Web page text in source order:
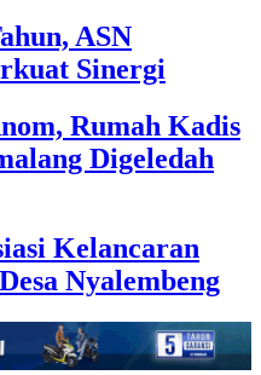
ASN
Sinergi
Rumah Kadis
Digeledah
Kelancaran
Nyalembeng